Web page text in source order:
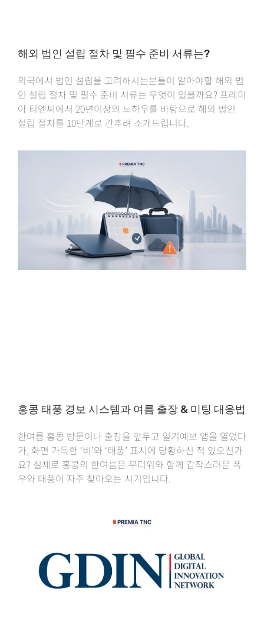
해외 법인 설립 절차 및 필수 준비 서류는?
외국에서 법인 설립을 고려하시는분들이 알아야할 해외 법
인 설립 절차 및 필수 준비 서류는 무엇이 있을까요? 프레미
아 티엔씨에서 20년이상의 노하우를 바탕으로 해외 법인
설립 절차를 10단계로 간추려 소개드립니다.
홍콩 태풍 경보 시스템과 여름 출장 & 미팅 대응법
한여름 홍콩 방문이나 출장을 앞두고 일기예보 앱을 열었다
가, 화면 가득한 ‘비’와 ‘태풍’ 표시에 당황하신 적 있으신가
요? 실제로 홍콩의 한여름은 무더위와 함께 갑작스러운 폭
우와 태풍이 자주 찾아오는 시기입니다.